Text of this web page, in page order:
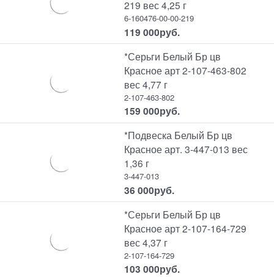
219 вес 4,25 г
6-160476-00-00-219
119 000руб.
*Серьги Белый Бр цв
Красное арт 2-107-463-802
вес 4,77 г
2-107-463-802
159 000руб.
*Подвеска Белый Бр цв
Красное арт. 3-447-013 вес
1,36 г
3-447-013
36 000руб.
*Серьги Белый Бр цв
Красное арт 2-107-164-729
вес 4,37 г
2-107-164-729
103 000руб.